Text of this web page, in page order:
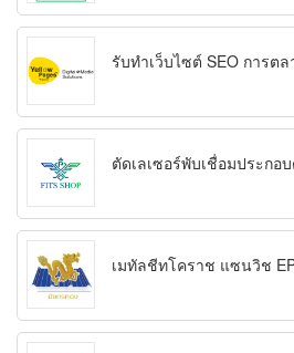
รับทำเว็บไซต์ SEO การต
ตัดเลเซอร์พับเชื่อมประกอ
เมทัลชีทโคราช แซนวิช